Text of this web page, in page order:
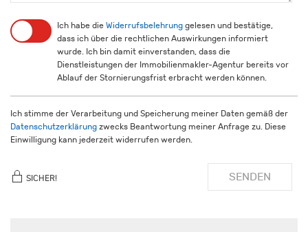
Ich habe die Widerrufsbelehrung gelesen und bestätige,
dass ich über die rechtlichen Auswirkungen informiert
wurde. Ich bin damit einverstanden, dass die
Dienstleistungen der Immobilienmakler-Agentur bereits vor
Ablauf der Stornierungsfrist erbracht werden können.
Ich stimme der Verarbeitung und Speicherung meiner Daten gemäß der
Datenschutzerklärung zwecks Beantwortung meiner Anfrage zu. Diese
Einwilligung kann jederzeit widerrufen werden.
SICHER! SENDEN